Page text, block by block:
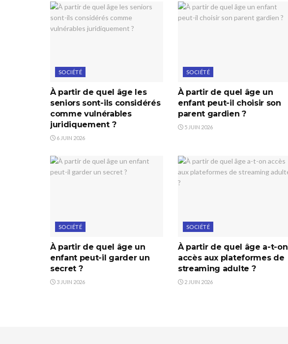
SOCIÉTÉ
À partir de quel âge les
seniors sont-ils considérés
comme vulnérables
juridiquement ?
6 JUIN 2026
SOCIÉTÉ
À partir de quel âge un
enfant peut-il choisir son
parent gardien ?
5 JUIN 2026
SOCIÉTÉ
À partir de quel âge un
enfant peut-il garder un
secret ?
3 JUIN 2026
SOCIÉTÉ
À partir de quel âge a-t-on
accès aux plateformes de
streaming adulte ?
2 JUIN 2026